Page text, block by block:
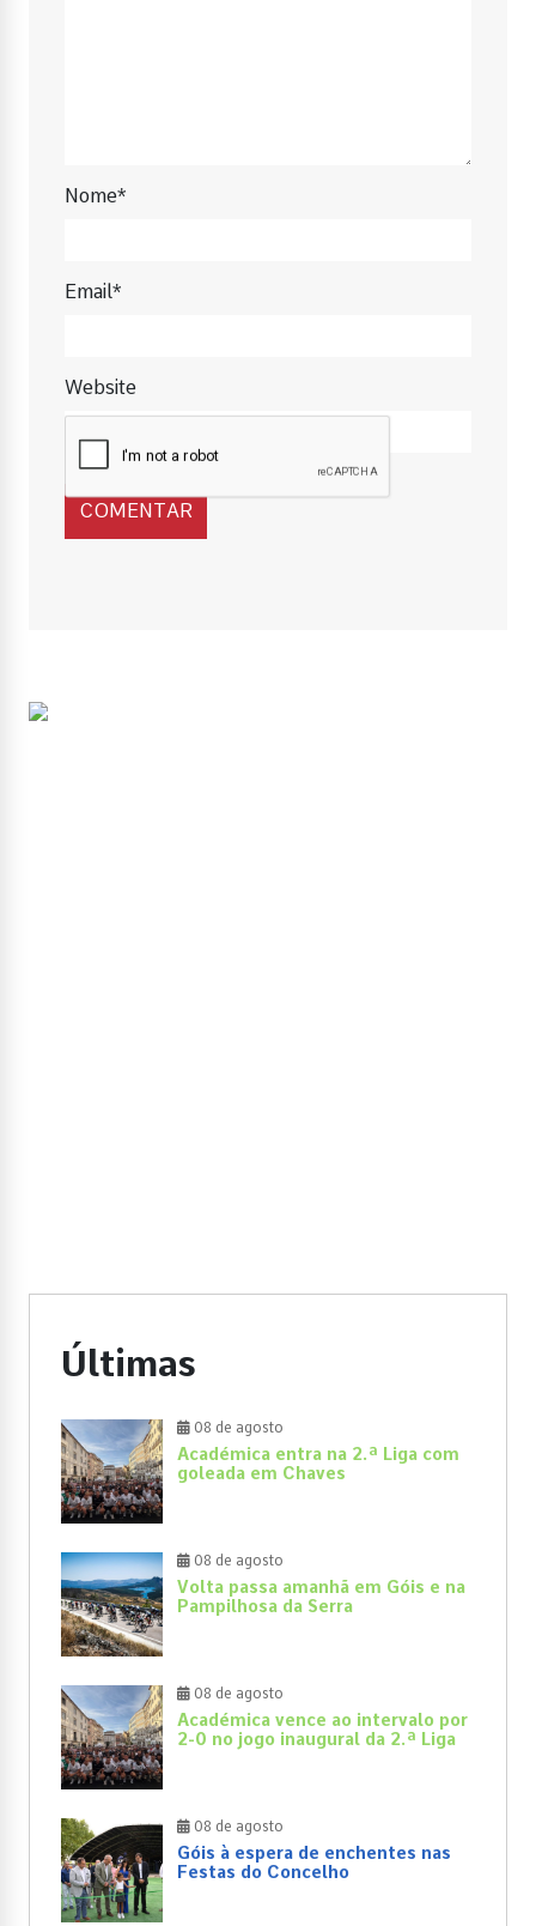
Nome*
Email*
Website
Últimas
08 de agosto
Académica entra na 2.ª Liga com
goleada em Chaves
08 de agosto
Volta passa amanhã em Góis e na
Pampilhosa da Serra
08 de agosto
Académica vence ao intervalo por
2-0 no jogo inaugural da 2.ª Liga
08 de agosto
Góis à espera de enchentes nas
Festas do Concelho